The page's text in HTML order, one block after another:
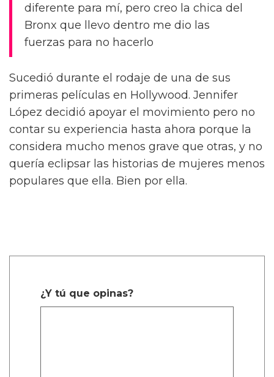
diferente para mí, pero creo la chica del
Bronx que llevo dentro me dio las
fuerzas para no hacerlo
Sucedió durante el rodaje de una de sus
primeras películas en Hollywood. Jennifer
López decidió apoyar el movimiento pero no
contar su experiencia hasta ahora porque la
considera mucho menos grave que otras, y no
quería eclipsar las historias de mujeres menos
populares que ella. Bien por ella.
¿Y tú que opinas?